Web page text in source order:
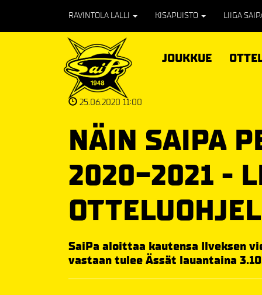
RAVINTOLA LALLI KISAPUISTO LIIGA
JOUKKUE
25.06.2020 11:00
NÄIN SAIPA
2020-2021 -
SaiPa aloittaa kautensa Ilveksen
vastaan tulee Ässät lauantaina